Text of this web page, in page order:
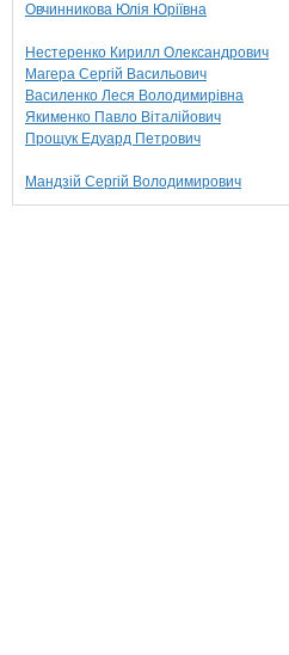
Овчинникова Юлія Юріївна
Нестеренко Кирилл Олександрович
Магера Сергій Васильович
Василенко Леся Володимирівна
Якименко Павло Віталійович
Прощук Едуард Петрович
Мандзій Сергій Володимирович